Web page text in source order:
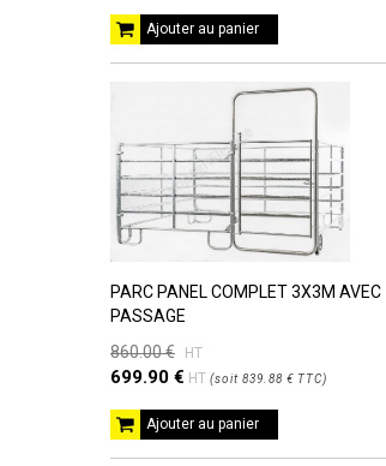
Ajouter au panier
PARC PANEL COMPLET 3X3M AVEC
PASSAGE
860.00 €
HT
699.90 € HT (soit 839.88 € TTC)
Ajouter au panier